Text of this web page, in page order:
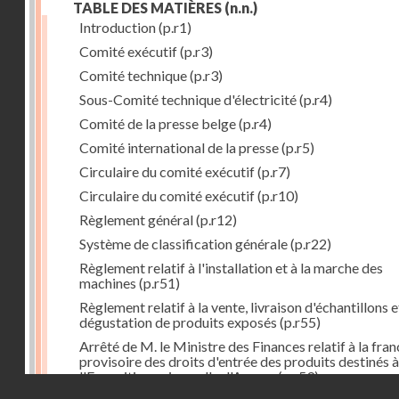
TABLE DES MATIÈRES (n.n.)
Introduction(p.r1)
Comité exécutif(p.r3)
Comité technique(p.r3)
Sous-Comité technique d'électricité(p.r4)
Comité de la presse belge(p.r4)
Comité international de la presse(p.r5)
Circulaire du comité exécutif(p.r7)
Circulaire du comité exécutif(p.r10)
Règlement général(p.r12)
Système de classification générale(p.r22)
Règlement relatif à l'installation et à la marche des
machines (p.r51)
Règlement relatif à la vente, livraison d'échantillons
dégustation de produits exposés (p.r55)
Arrêté de M. le Ministre des Finances relatif à la
provisoire des droits d'entrée des produits destinés à
l'Exposition universelle d'Anvers(p.r59)